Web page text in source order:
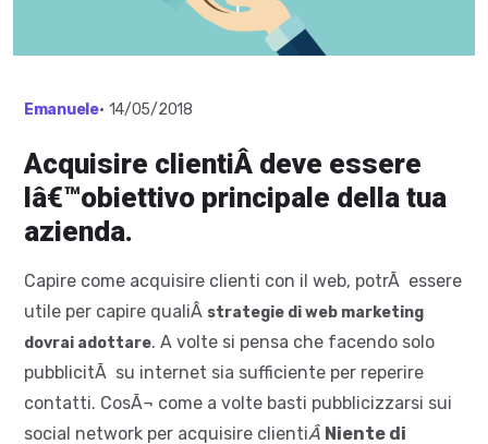
Emanuele• 14/05/2018
Acquisire clientiÂ deve essere
lâ€™obiettivo principale della tua
azienda.
Capire come acquisire clienti con il web, potrÃ essere
utile per capire qualiÂ strategie di web marketing
dovrai adottare. A volte si pensa che facendo solo
pubblicitÃ su internet sia sufficiente per reperire
contatti. CosÃ¬ come a volte basti pubblicizzarsi sui
social network per acquisire clientiÂ Niente di